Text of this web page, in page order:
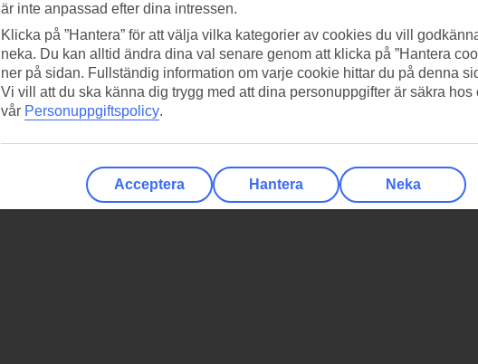
är inte anpassad efter dina intressen.
Klicka på ”Hantera” för att välja vilka kategorier av cookies du vill
neka. Du kan alltid ändra dina val senare genom att klicka på ”Hantera
ner på sidan. Fullständig information om varje cookie hittar du på denna
Vi vill att du ska känna dig trygg med att dina personuppgifter är säkra hos
vår Personuppgiftspolicy.
Acceptera Hantera Neka